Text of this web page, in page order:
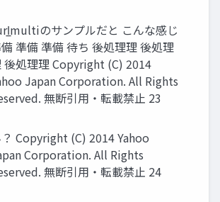
のサンプルだと こんな感じ
準備 準備 待ち 後処理理 後処理
後処理理 Copyright (C) 2014
Japan Corporation. All Rights
無断引用・転載禁止 23
Copyright (C) 2014 Yahoo
Corporation. All Rights
無断引用・転載禁止 24